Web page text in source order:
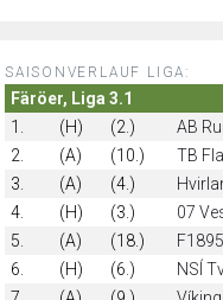
SAISONVERLAUF LIGA:
Färöer, Liga 3.1
1.
(H) (2.) AB
2.
(A) (10.) TB
3.
(A) (4.)
4.
(H) (3.) 07
5.
(A) (18.) F1895
6.
(H) (6.) NSÍ